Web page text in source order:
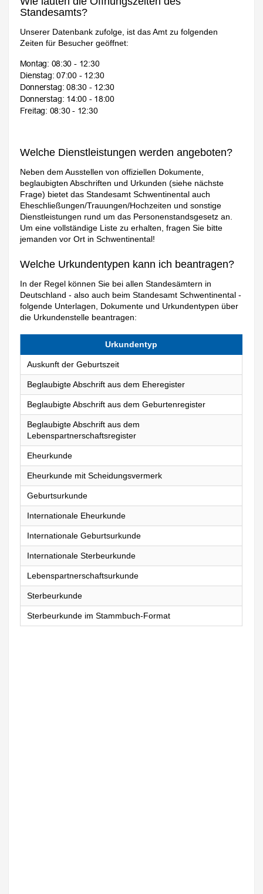
Standesamts?
Unserer Datenbank zufolge, ist das Amt zu folgenden
Zeiten für Besucher geöffnet:
Welche Dienstleistungen werden angeboten?
Neben dem Ausstellen von offiziellen Dokumente,
beglaubigten Abschriften und Urkunden (siehe nächste
Frage) bietet das Standesamt Schwentinental auch
Eheschließungen/Trauungen/Hochzeiten und sonstige
Dienstleistungen rund um das Personenstandsgesetz an.
Um eine vollständige Liste zu erhalten, fragen Sie bitte
jemanden vor Ort in Schwentinental!
Welche Urkundentypen kann ich beantragen?
In der Regel können Sie bei allen Standesämtern in
Deutschland - also auch beim Standesamt Schwentinental -
folgende Unterlagen, Dokumente und Urkundentypen über
die Urkundenstelle beantragen:
Urkundentyp
Auskunft der Geburtszeit
Beglaubigte Abschrift aus dem Eheregister
Beglaubigte Abschrift aus dem Geburtenregister
Beglaubigte Abschrift aus dem
Lebenspartnerschaftsregister
Eheurkunde
Eheurkunde mit Scheidungsvermerk
Geburtsurkunde
Internationale Eheurkunde
Internationale Geburtsurkunde
Internationale Sterbeurkunde
Lebenspartnerschaftsurkunde
Sterbeurkunde
Sterbeurkunde im Stammbuch-Format